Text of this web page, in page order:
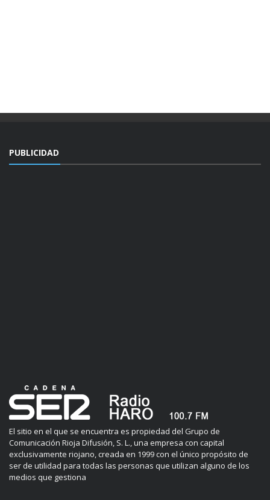
PUBLICIDAD
El sitio en el que se encuentra es propiedad del Grupo de
Comunicación Rioja Difusión, S. L., una empresa con capital
exclusivamente riojano, creada en 1999 con el único propósito de
ser de utilidad para todas las personas que utilizan alguno de los
medios que gestiona